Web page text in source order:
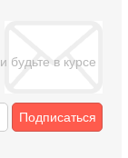
в курсе
Подписаться